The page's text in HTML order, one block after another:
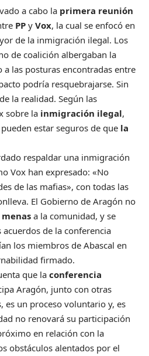
a cabo la primera reunión
PP y Vox, la cual se enfocó en
de la inmigración ilegal. Los
de coalición albergaban la
a las posturas encontradas entre
podría resquebrajarse. Sin
la realidad. Según las
sobre la inmigración ilegal,
estar seguros de que la
respaldar una inmigración
Vox han expresado: «No
de las mafias», con todas las
El Gobierno de Aragón no
a la comunidad, y se
de la conferencia
los miembros de Abascal en
firmado.
que la conferencia
Aragón, junto con otras
es un proceso voluntario y, es
no renovará su participación
en relación con la
obstáculos alentados por el